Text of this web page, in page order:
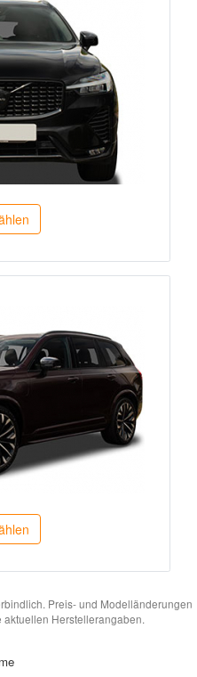
Preis- und Modelländerungen
Herstellerangaben.